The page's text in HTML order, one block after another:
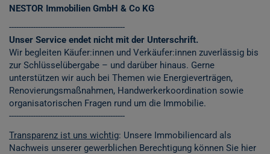
NESTOR Immobilien GmbH & Co KG
------------------------------------------------
Unser Service endet nicht mit der Unterschrift.
Wir begleiten Käufer:innen und Verkäufer:innen zuverlässig bis
zur Schlüsselübergabe – und darüber hinaus. Gerne
unterstützen wir auch bei Themen wie Energieverträgen,
Renovierungsmaßnahmen, Handwerkerkoordination sowie
organisatorischen Fragen rund um die Immobilie.
------------------------------------------------
Transparenz ist uns wichtig: Unsere Immobiliencard als
Nachweis unserer gewerblichen Berechtigung können Sie hier